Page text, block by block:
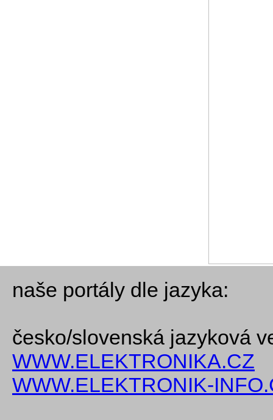
naše portály dle jazyka:
česko/slovenská jazyková
WWW.ELEKTRONIKA.CZ
WWW.ELEKTRONIK-